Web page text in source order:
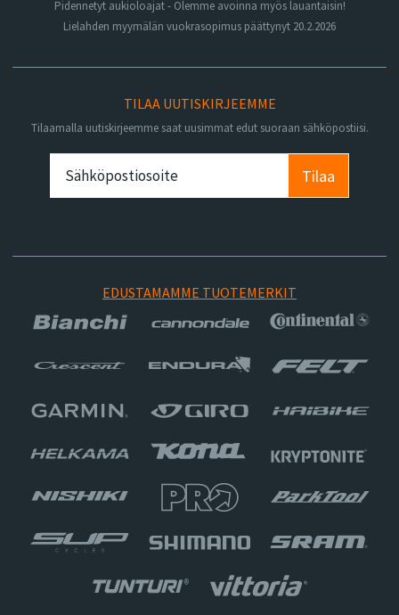
Pidennetyt aukioloajat - Olemme avoinna myös lauantaisin!
Lielahden myymälän vuokrasopimus päättynyt 20.2.2026
TILAA UUTISKIRJEEMME
Tilaamalla uutiskirjeemme saat uusimmat edut suoraan sähköpostiisi.
Tilaa
EDUSTAMAMME TUOTEMERKIT